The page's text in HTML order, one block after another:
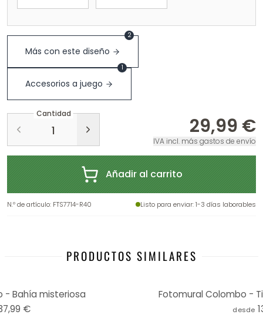
Más con este diseño
2
Accesorios a juego
1
Cantidad
29,99 €
IVA incl. más gastos de envío
Añadir al carrito
N.º de artículo: FTS7714-R40 Listo para enviar: 1-3 días laborables
PRODUCTOS SIMILARES
- Bahía misteriosa
€
Fotomural Colombo -
desde